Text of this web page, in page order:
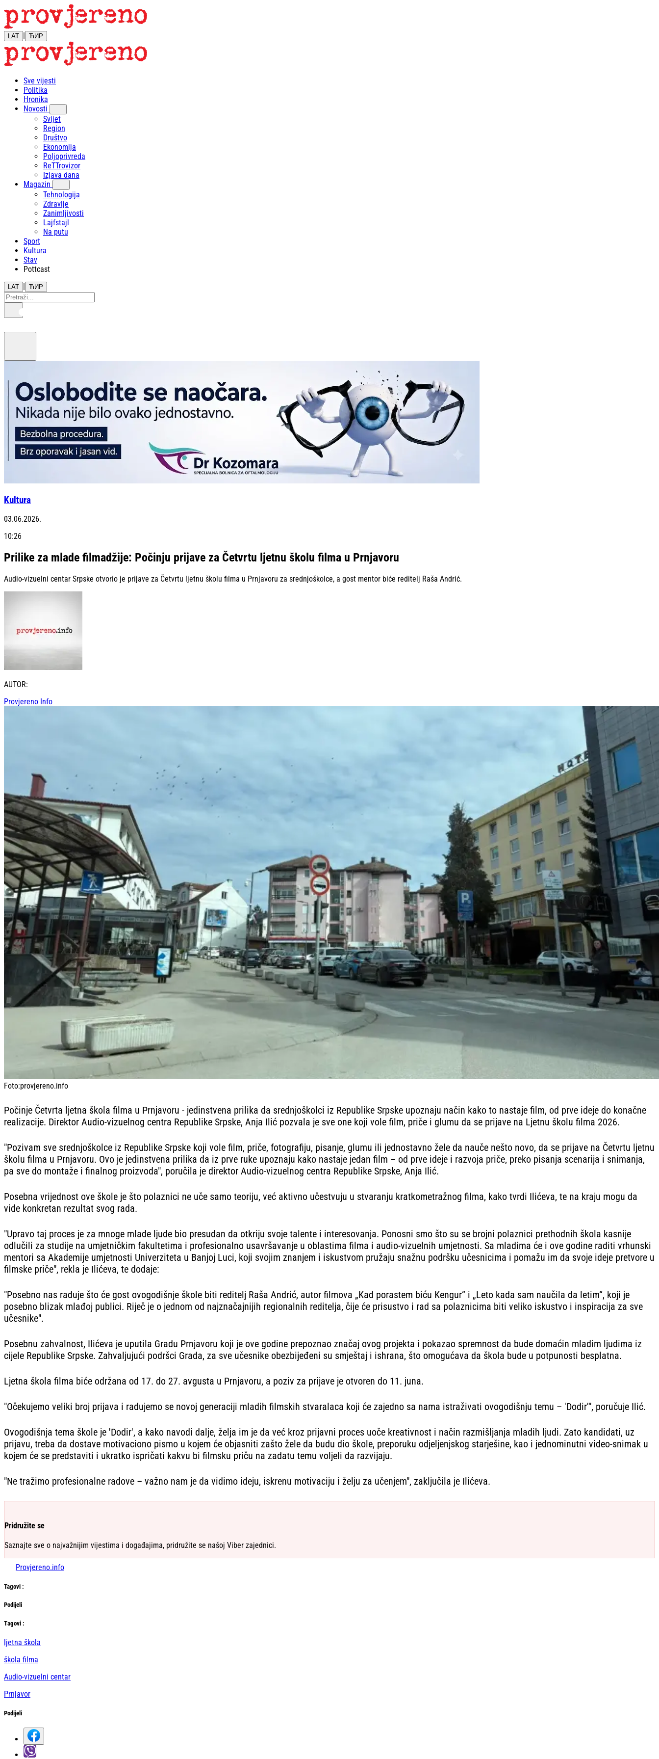
LAT | ЋИР
Sve vijesti
Politika
Hronika
Novosti
Svijet
Region
Društvo
Ekonomija
Poljoprivreda
ReTTrovizor
Izjava dana
Magazin
Tehnologija
Zdravlje
Zanimljivosti
Lajfstajl
Na putu
Sport
Kultura
Stav
Pottcast
LAT | ЋИР
Kultura
03.06.2026.
10:26
Prilike za mlade filmadžije: Počinju prijave za Četvrtu ljetnu školu filma u Prnjavoru
Audio-vizuelni centar Srpske otvorio je prijave za Četvrtu ljetnu školu filma u Prnjavoru za srednjoškolce, a gost mentor biće reditelj Raša Andrić.
AUTOR:
Provjereno Info
Foto:provjereno.info
Počinje Četvrta ljetna škola filma u Prnjavoru - jedinstvena prilika da srednjoškolci iz Republike Srpske upoznaju način kako to nastaje film, od prve ideje do konačne
realizacije. Direktor Audio-vizuelnog centra Republike Srpske, Anja Ilić pozvala je sve one koji vole film, priče i glumu da se prijave na Ljetnu školu filma 2026.
"Pozivam sve srednjoškolce iz Republike Srpske koji vole film, priče, fotografiju, pisanje, glumu ili jednostavno žele da nauče nešto novo, da se prijave na Četvrtu ljetnu
školu filma u Prnjavoru. Ovo je jedinstvena prilika da iz prve ruke upoznaju kako nastaje jedan film – od prve ideje i razvoja priče, preko pisanja scenarija i snimanja,
pa sve do montaže i finalnog proizvoda", poručila je direktor Audio-vizuelnog centra Republike Srpske, Anja Ilić.
Posebna vrijednost ove škole je što polaznici ne uče samo teoriju, već aktivno učestvuju u stvaranju kratkometražnog filma, kako tvrdi Ilićeva, te na kraju mogu da
vide konkretan rezultat svog rada.
"Upravo taj proces je za mnoge mlade ljude bio presudan da otkriju svoje talente i interesovanja. Ponosni smo što su se brojni polaznici prethodnih škola kasnije
odlučili za studije na umjetničkim fakultetima i profesionalno usavršavanje u oblastima filma i audio-vizuelnih umjetnosti. Sa mladima će i ove godine raditi vrhunski
mentori sa Akademije umjetnosti Univerziteta u Banjoj Luci, koji svojim znanjem i iskustvom pružaju snažnu podršku učesnicima i pomažu im da svoje ideje pretvore u
filmske priče", rekla je Ilićeva, te dodaje:
"Posebno nas raduje što će gost ovogodišnje škole biti reditelj Raša Andrić, autor filmova „Kad porastem biću Kengur“ i „Leto kada sam naučila da letim“, koji je
posebno blizak mlađoj publici. Riječ je o jednom od najznačajnijih regionalnih reditelja, čije će prisustvo i rad sa polaznicima biti veliko iskustvo i inspiracija za sve
učesnike".
Posebnu zahvalnost, Ilićeva je uputila Gradu Prnjavoru koji je ove godine prepoznao značaj ovog projekta i pokazao spremnost da bude domaćin mladim ljudima iz
cijele Republike Srpske. Zahvaljujući podršci Grada, za sve učesnike obezbijeđeni su smještaj i ishrana, što omogućava da škola bude u potpunosti besplatna.
Ljetna škola filma biće održana od 17. do 27. avgusta u Prnjavoru, a poziv za prijave je otvoren do 11. juna.
"Očekujemo veliki broj prijava i radujemo se novoj generaciji mladih filmskih stvaralaca koji će zajedno sa nama istraživati ovogodišnju temu – 'Dodir'", poručuje Ilić.
Ovogodišnja tema škole je 'Dodir', a kako navodi dalje, želja im je da već kroz prijavni proces uoče kreativnost i način razmišljanja mladih ljudi. Zato kandidati, uz
prijavu, treba da dostave motivaciono pismo u kojem će objasniti zašto žele da budu dio škole, preporuku odjeljenjskog starješine, kao i jednominutni video-snimak u
kojem će se predstaviti i ukratko ispričati kakvu bi filmsku priču na zadatu temu voljeli da razvijaju.
"Ne tražimo profesionalne radove – važno nam je da vidimo ideju, iskrenu motivaciju i želju za učenjem", zaključila je Ilićeva.
Pridružite se
Saznajte sve o najvažnijim vijestima i događajima, pridružite se našoj Viber zajednici.
Provjereno.info
Tagovi :
Podijeli
Тagovi :
ljetna škola
škola filma
Audio-vizuelni centar
Prnjavor
Podijeli